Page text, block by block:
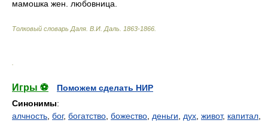
мамошка жен. любовница.
Толковый словарь Даля В.И. Даль. 1863-1866
Игры ⚽
Поможем сделать НИР
Синонимы:
алчность бог, богатство божество деньги дух живот, капитал